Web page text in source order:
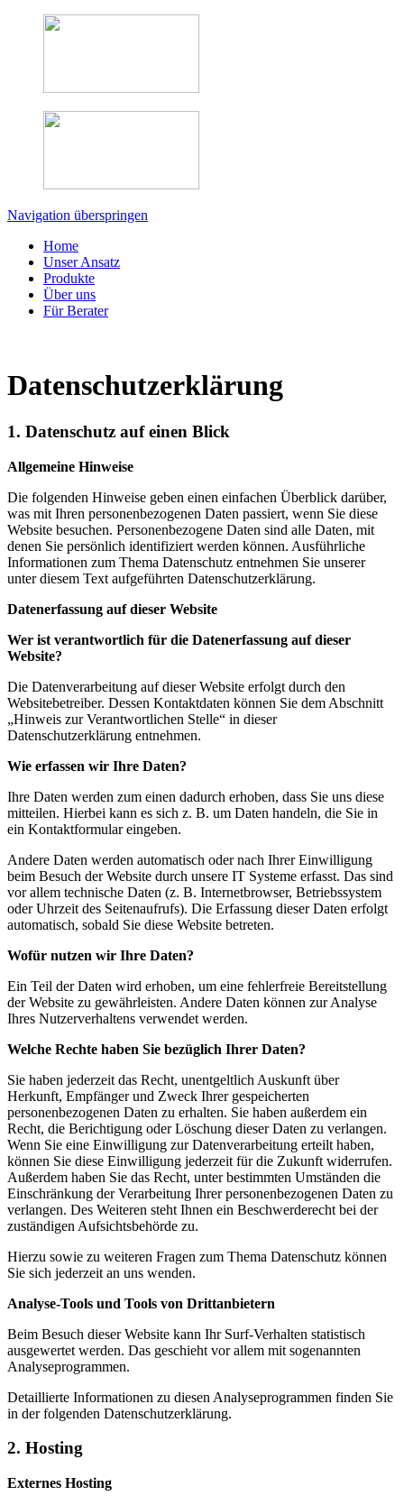
Navigation überspringen
Home
Unser Ansatz
Produkte
Über uns
Für Berater
Datenschutzerklärung
1. Datenschutz auf einen Blick
Allgemeine Hinweise
Die folgenden Hinweise geben einen einfachen Überblick darüber,
was mit Ihren personenbezogenen Daten passiert, wenn Sie diese
Website besuchen. Personenbezogene Daten sind alle Daten, mit
denen Sie persönlich identifiziert werden können. Ausführliche
Informationen zum Thema Datenschutz entnehmen Sie unserer
unter diesem Text aufgeführten Datenschutzerklärung.
Datenerfassung auf dieser Website
Wer ist verantwortlich für die Datenerfassung auf dieser
Website?
Die Datenverarbeitung auf dieser Website erfolgt durch den
Websitebetreiber. Dessen Kontaktdaten können Sie dem Abschnitt
„Hinweis zur Verantwortlichen Stelle“ in dieser
Datenschutzerklärung entnehmen.
Wie erfassen wir Ihre Daten?
Ihre Daten werden zum einen dadurch erhoben, dass Sie uns diese
mitteilen. Hierbei kann es sich z. B. um Daten handeln, die Sie in
ein Kontaktformular eingeben.
Andere Daten werden automatisch oder nach Ihrer Einwilligung
beim Besuch der Website durch unsere IT Systeme erfasst. Das sind
vor allem technische Daten (z. B. Internetbrowser, Betriebssystem
oder Uhrzeit des Seitenaufrufs). Die Erfassung dieser Daten erfolgt
automatisch, sobald Sie diese Website betreten.
Wofür nutzen wir Ihre Daten?
Ein Teil der Daten wird erhoben, um eine fehlerfreie Bereitstellung
der Website zu gewährleisten. Andere Daten können zur Analyse
Ihres Nutzerverhaltens verwendet werden.
Welche Rechte haben Sie bezüglich Ihrer Daten?
Sie haben jederzeit das Recht, unentgeltlich Auskunft über
Herkunft, Empfänger und Zweck Ihrer gespeicherten
personenbezogenen Daten zu erhalten. Sie haben außerdem ein
Recht, die Berichtigung oder Löschung dieser Daten zu verlangen.
Wenn Sie eine Einwilligung zur Datenverarbeitung erteilt haben,
können Sie diese Einwilligung jederzeit für die Zukunft widerrufen.
Außerdem haben Sie das Recht, unter bestimmten Umständen die
Einschränkung der Verarbeitung Ihrer personenbezogenen Daten zu
verlangen. Des Weiteren steht Ihnen ein Beschwerderecht bei der
zuständigen Aufsichtsbehörde zu.
Hierzu sowie zu weiteren Fragen zum Thema Datenschutz können
Sie sich jederzeit an uns wenden.
Analyse-Tools und Tools von Drittanbietern
Beim Besuch dieser Website kann Ihr Surf-Verhalten statistisch
ausgewertet werden. Das geschieht vor allem mit sogenannten
Analyseprogrammen.
Detaillierte Informationen zu diesen Analyseprogrammen finden Sie
in der folgenden Datenschutzerklärung.
2. Hosting
Externes Hosting